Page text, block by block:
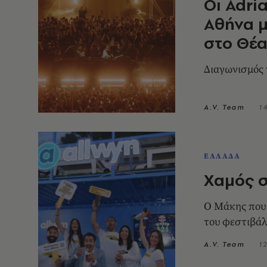
Οι
Αθήνα
στο
A.V. Team
ΕΛΛΑΔΑ
Χαμός
Ο Μάκης που
του φεστιβάλ
A.V. Team